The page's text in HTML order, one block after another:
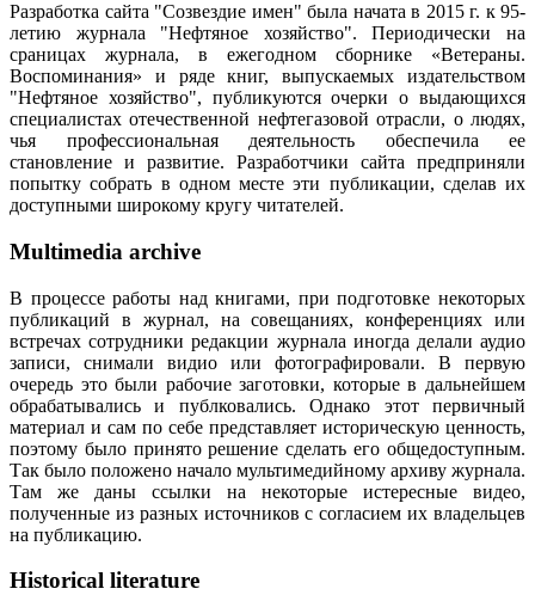
Разработка сайта "Созвездие имен" была начата в 2015 г. к 95-
летию журнала "Нефтяное хозяйство". Периодически на
сраницах журнала, в ежегодном сборнике «Ветераны.
Воспоминания» и ряде книг, выпускаемых издательством
"Нефтяное хозяйство", публикуются очерки о выдающихся
специалистах отечественной нефтегазовой отрасли, о людях,
чья профессиональная деятельность обеспечила ее
становление и развитие. Разработчики сайта предприняли
попытку собрать в одном месте эти публикации, сделав их
доступными широкому кругу читателей.
Multimedia archive
В процессе работы над книгами, при подготовке некоторых
публикаций в журнал, на совещаниях, конференциях или
встречах сотрудники редакции журнала иногда делали аудио
записи, снимали видио или фотографировали. В первую
очередь это были рабочие заготовки, которые в дальнейшем
обрабатывались и публковались. Однако этот первичный
материал и сам по себе представляет историческую ценность,
поэтому было принято решение сделать его общедоступным.
Так было положено начало мультимедийному архиву журнала.
Там же даны ссылки на некоторые истересные видео,
полученные из разных источников с согласием их владельцев
на публикацию.
Historical literature